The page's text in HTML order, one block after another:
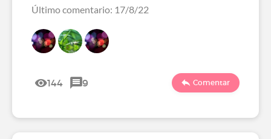
Último comentario: 17/8/22
144 9 Comentar